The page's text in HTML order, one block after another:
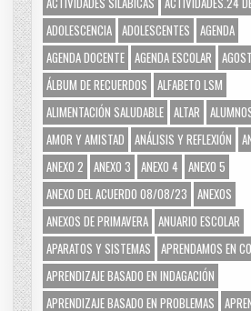
ADOLESCENCIA ADOLESCENTES AGENDA
AGENDA DOCENTE AGENDA ESCOLAR
ÁLBUM DE RECUERDOS ALFABETO LSM
ALIMENTACIÓN SALUDABLE ALTAR
AMOR Y AMISTAD ANÁLISIS Y REFLEXIÓN
ANEXO 2 ANEXO 3 ANEXO 4 ANEXO 5
ANEXO DEL ACUERDO 08/08/23 ANEXOS
ANEXOS DE PRIMAVERA ANUARIO ESCOLAR
APARATOS Y SISTEMAS APRENDAMOS EN
APRENDIZAJE BASADO EN INDAGACIÓN
APRENDIZAJE BASADO EN PROBLEMAS